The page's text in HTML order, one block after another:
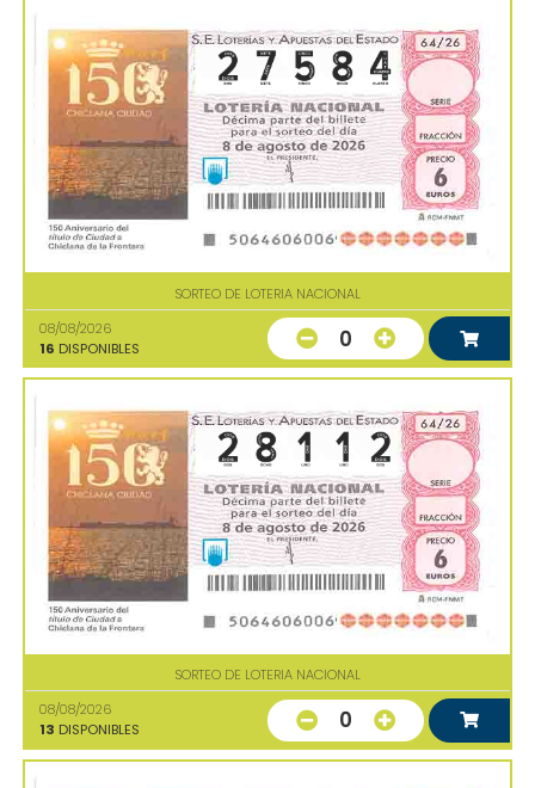
SORTEO DE LOTERIA NACIONAL
08/08/2026
16 DISPONIBLES 0
SORTEO DE LOTERIA NACIONAL
08/08/2026
13 DISPONIBLES 0